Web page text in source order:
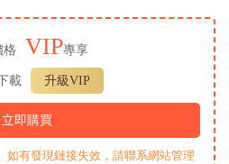
格 VIP專享
載 升級VIP
立即購買
如有發現鏈接失效，請聯系網站管理